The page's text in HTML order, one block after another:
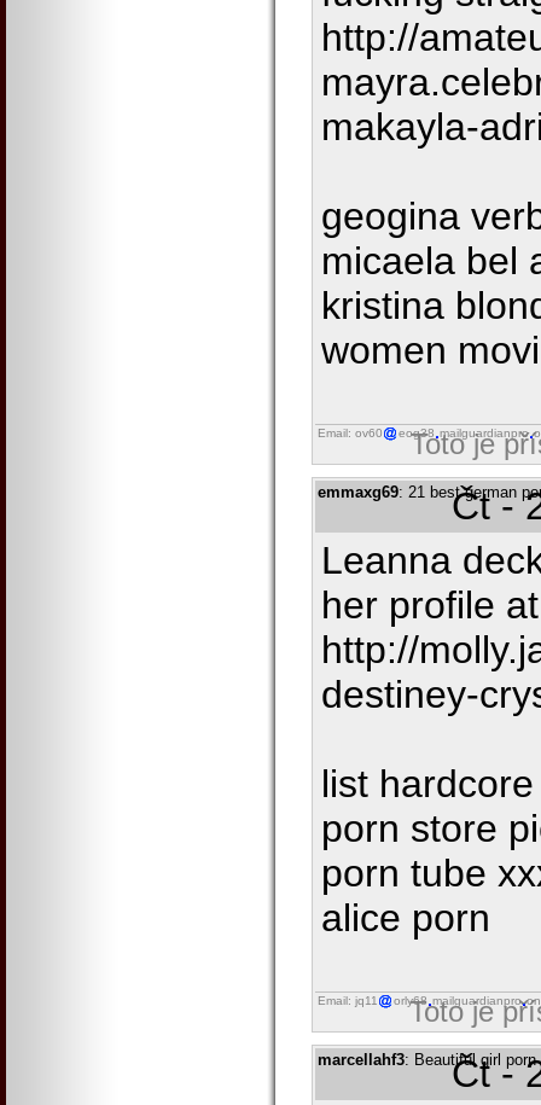
http://
makayla-
geogina
micaela bel
kristina
women
Email: ov60 eog38 mailguardianpro
Toto je
emmaxg69: 21 best german
Čt -
Leanna
her profile
http://
destiney-
list
porn store
porn tube
alice porn
Email: jq11 orly68 mailguardianpro
Toto je
marcellahf3: Beautiful girl
Čt -